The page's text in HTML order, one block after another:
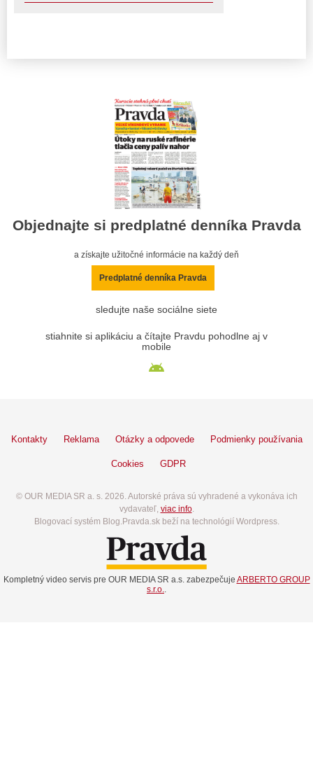
Objednajte si predplatné denníka Pravda
a získajte užitočné informácie na každý deň
Predplatné denníka Pravda
sledujte naše sociálne siete
stiahnite si aplikáciu a čítajte Pravdu pohodlne aj v
mobile
Kontakty Reklama Otázky a odpovede Podmienky používania
Cookies GDPR
© OUR MEDIA SR a. s. 2026. Autorské práva sú vyhradené a vykonáva ich
vydavateľ, viac info.
Blogovací systém Blog.Pravda.sk beží na technológií Wordpress.
Kompletný video servis pre OUR MEDIA SR a.s. zabezpečuje ARBERTO GROUP
s.r.o..